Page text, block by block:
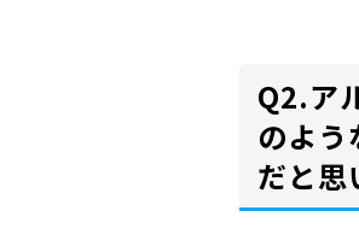
Q2.ア
のよ
だと思